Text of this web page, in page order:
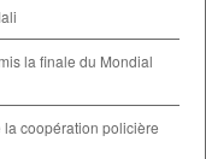
la finale du Mondial
coopération policière